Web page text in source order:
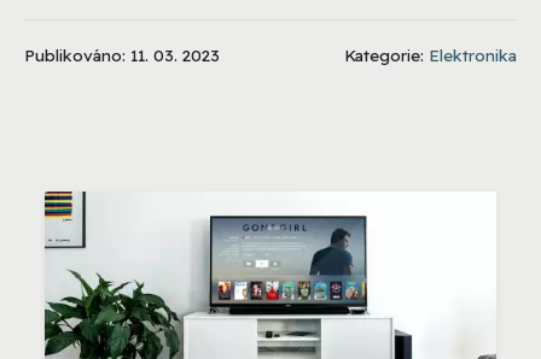
Publikováno: 11. 03. 2023 Kategorie: Elektronika